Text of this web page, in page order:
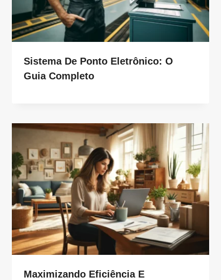
Sistema De Ponto Eletrônico: O
Guia Completo
Maximizando Eficiência E